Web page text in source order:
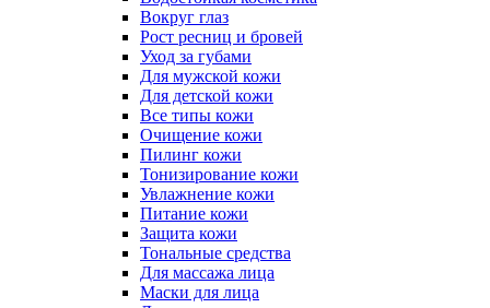
Вокруг глаз
Рост ресниц и бровей
Уход за губами
Для мужской кожи
Для детской кожи
Все типы кожи
Очищение кожи
Пилинг кожи
Тонизирование кожи
Увлажнение кожи
Питание кожи
Защита кожи
Тональные средства
Для массажа лица
Маски для лица